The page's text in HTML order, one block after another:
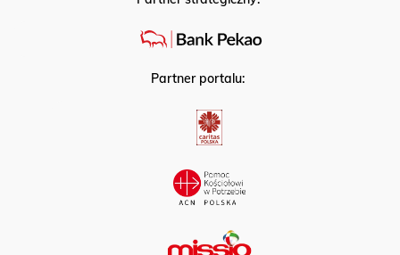
Partner strategiczny:
Partner portalu: